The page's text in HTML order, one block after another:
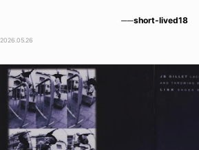
──short-lived18
2026.05.26